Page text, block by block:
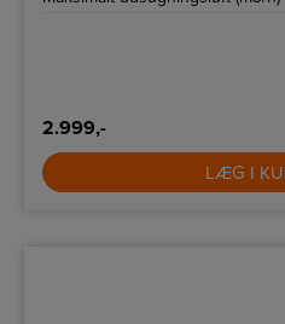
2.999,-
LÆG I